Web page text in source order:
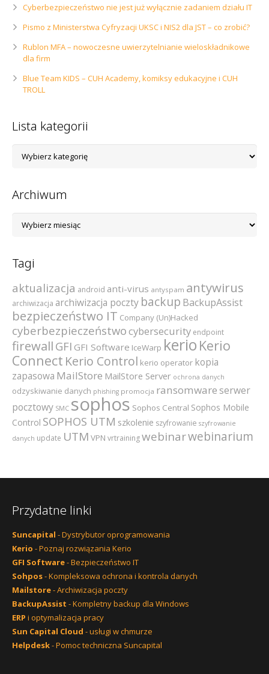
Cyberbezpieczeństwo nie jest już wyłącznie zadaniem działu IT
Pismo z Ministerstwa Cyfryzacji UKSC i NIS2 dla JST – co zrobić?
Rublon MFA – nowoczesne uwierzytelnianie wieloskładnikowe
dla firm
Blue Team KIDS – CUH Academy, komiksy edukacyjne i CUH
TROLL
Lista kategorii
kategorii
Archiwum
Tagi
aktualizacja android anti-virus antyspam antywirus
archiwizacja archiwizacja poczty backup BackupAssist
bezpieczeństwo IT Company (Un)Hacked
cyberbezpieczeństwocybersecurity endpoint
firewall GFI GFI Software IceWarp kerio Kerio
Connect Kerio Control kerio operator kopia
zapasowa MailStore MailStore Server ochrona danych
odzyskiwanie danych phishing promocja ransomware serwer
pocztowy SMC sophos Sophos Central Sophos Mobile
Control SOPHOS UTM szkolenie szyfrowanie szyfrowanie
danych update UTM VPN vrtrainingwebinarwebinarium
Przydatne linki
Suncapital - Dystrybutor oprogramowania
Kerio - Poznaj rozwiązania Kerio
GFI Software- Bezpieczeństwo IT
Sohpos- Kompleksowa ochrona i kontrola danych
Mailstore- Archiwizacja poczty
BackupAssist - Kompletny backup dla Windows
ERP i optymalizacja pracy
Sun Capital Cloud - usługi w chmurze
Helpdesk- Pomoc techniczna Suncapital